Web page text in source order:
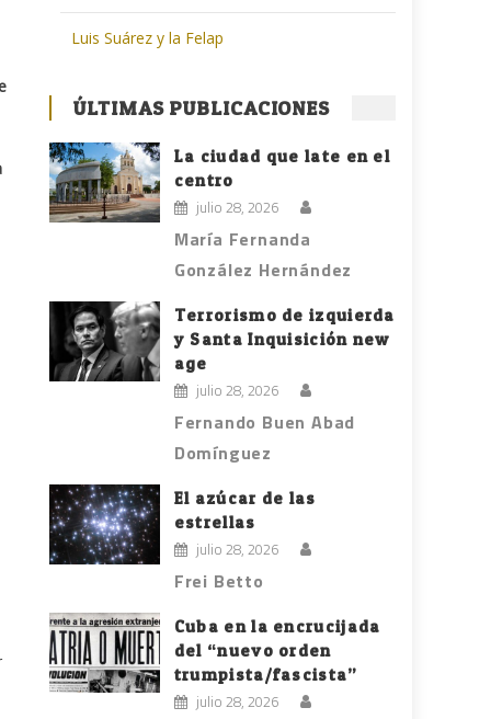
Luis Suárez y la Felap
ÚLTIMAS PUBLICACIONES
La ciudad que late en el
centro
julio 28, 2026
María Fernanda
González Hernández
Terrorismo de izquierda
y Santa Inquisición new
age
julio 28, 2026
Fernando Buen Abad
Domínguez
El azúcar de las
estrellas
julio 28, 2026
Frei Betto
Cuba en la encrucijada
del “nuevo orden
trumpista/fascista”
julio 28, 2026